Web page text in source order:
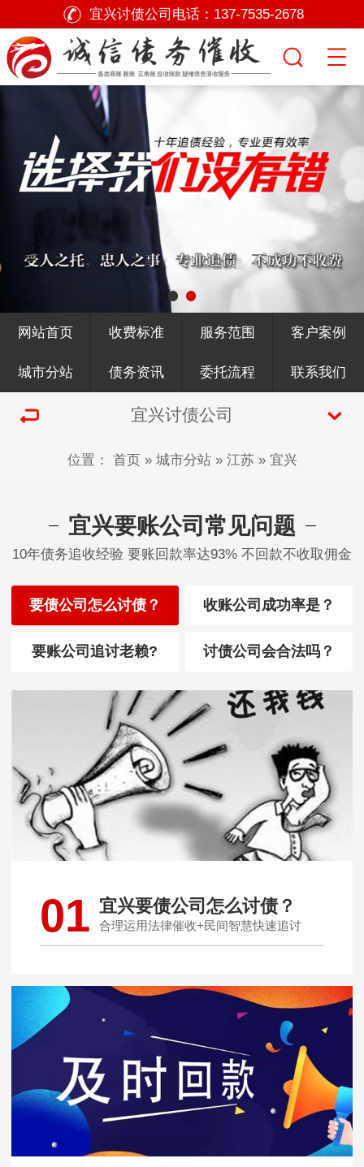
宜兴讨债公司电话： 137-7535-2678
网站首页 收费标准 服务范围 客户案例
城市分站 债务资讯 委托流程 联系我们
宜兴讨债公司
位置： 首页» 城市分站» 江苏» 宜兴
宜兴要账公司常见问题
10年债务追收经验 要账回款率达93% 不回款不收取佣金
要债公司怎么讨债？ 收账公司成功率是？
要账公司追讨老赖? 讨债公司会合法吗？
01 宜兴要债公司怎么讨债？
合理运用法律催收+民间智慧快速追讨